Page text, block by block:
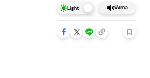
Light ฟังข่าว